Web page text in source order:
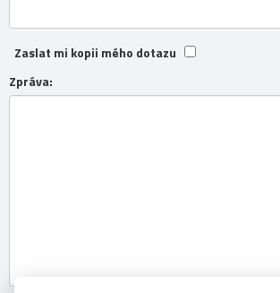
Zaslat mi kopii mého dotazu
Zpráva: